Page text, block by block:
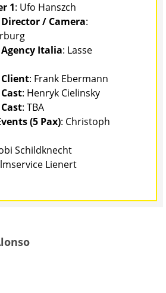
1: Ufo Hanszch
/ Camera:
Italia: Lasse
: Frank Ebermann
: Henryk Cielinsky
: TBA
(5 Pax): Christoph
Schildknecht
Lienert